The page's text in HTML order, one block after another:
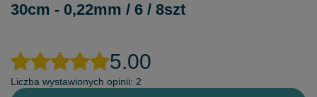
30cm - 0,22mm / 6 / 8szt
5.00
Liczba wystawionych opinii: 2